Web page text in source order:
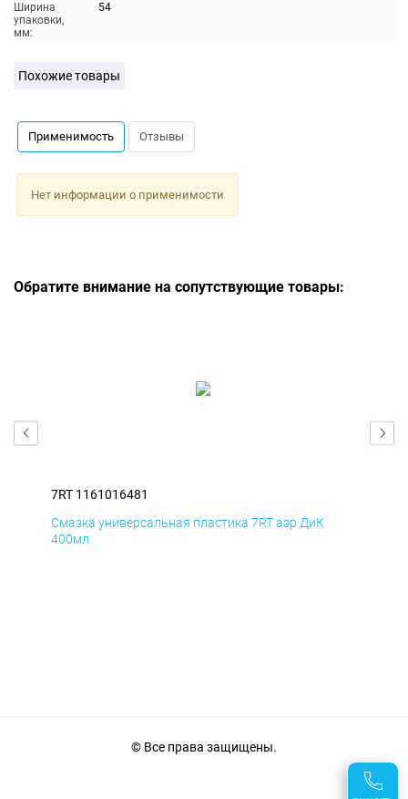
Ширина
упаковки,
мм:
54
Похожие товары
Применимость Отзывы
Нет информации о применимости
Обратите внимание на сопутствующие товары:
7RT 1161016481
Смазка универсальная пластика 7RT аэр ДиК
400мл
© Все права защищены.